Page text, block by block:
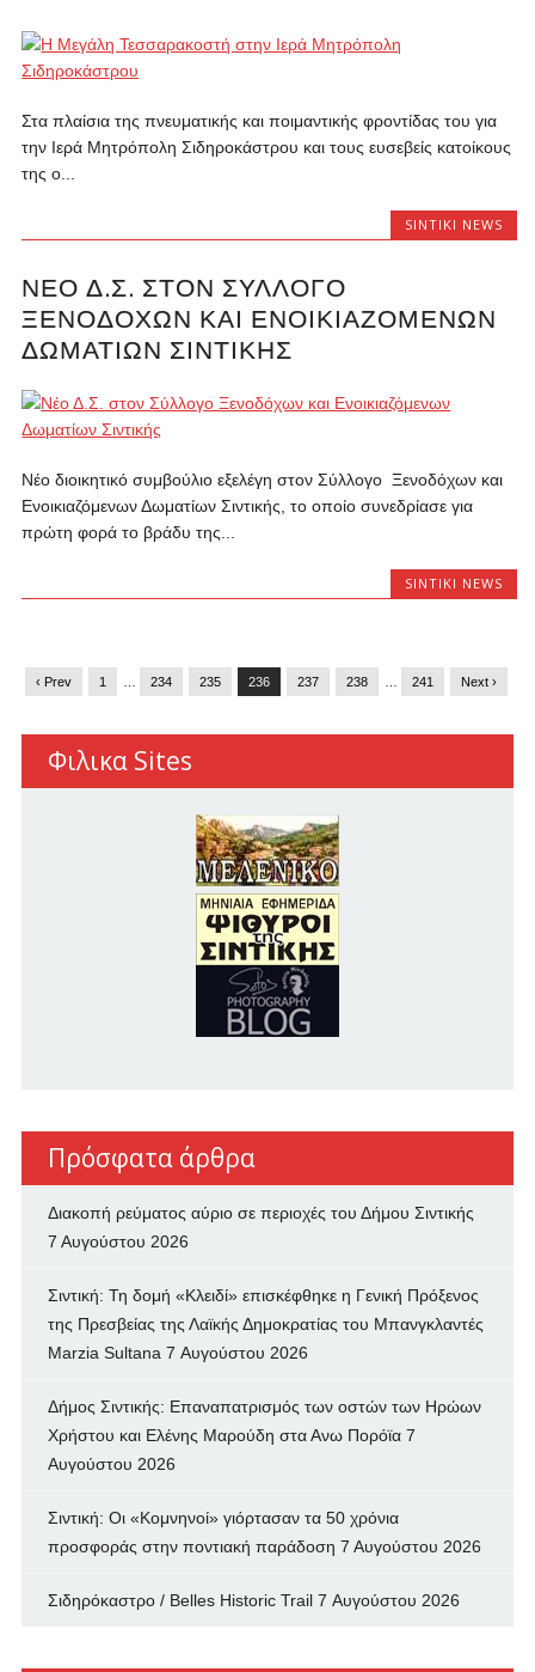
Στα πλαίσια της πνευματικής και ποιμαντικής φροντίδας του για
την Ιερά Μητρόπολη Σιδηροκάστρου και τους ευσεβείς κατοίκους
της ο...
SINTIKI NEWS
ΝΈΟ Δ.Σ. ΣΤΟΝ ΣΎΛΛΟΓΟ
ΞΕΝΟΔΌΧΩΝ ΚΑΙ ΕΝΟΙΚΙΑΖΌΜΕΝΩΝ
ΔΩΜΑΤΊΩΝ ΣΙΝΤΙΚΉΣ
Νέο διοικητικό συμβούλιο εξελέγη στον Σύλλογο Ξενοδόχων και
Ενοικιαζόμενων Δωματίων Σιντικής, το οποίο συνεδρίασε για
πρώτη φορά το βράδυ της...
SINTIKI NEWS
‹ Prev 1 234 235 236 237 238 241 Next ›
Φιλικα Sites
Πρόσφατα άρθρα
Διακοπή ρεύματος αύριο σε περιοχές του Δήμου Σιντικής
7 Αυγούστου 2026
Σιντική: Τη δομή «Κλειδί» επισκέφθηκε η Γενική Πρόξενος
της Πρεσβείας της Λαϊκής Δημοκρατίας του Μπανγκλαντές
Marzia Sultana 7 Αυγούστου 2026
Δήμος Σιντικής: Επαναπατρισμός των oστών των Ηρώων
Χρήστου και Ελένης Μαρούδη στα Ανω Πορόϊα 7
Αυγούστου 2026
Σιντική: Οι «Κομνηνοί» γιόρτασαν τα 50 χρόνια
προσφοράς στην ποντιακή παράδοση 7 Αυγούστου 2026
Σιδηρόκαστρο / Belles Historic Trail 7 Αυγούστου 2026